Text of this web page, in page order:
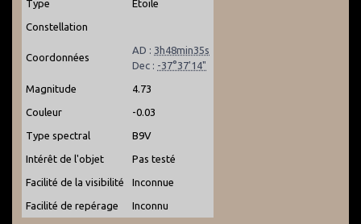
Type
Etoile
Constellation
Coordonnées
AD : 3h48min35s
Dec : -37°37'14"
Magnitude 4.73
Couleur -0.03
Type spectral B9V
Intérêt de l'objet Pas testé
Facilité de la visibilité Inconnue
Facilité de repérage Inconnu